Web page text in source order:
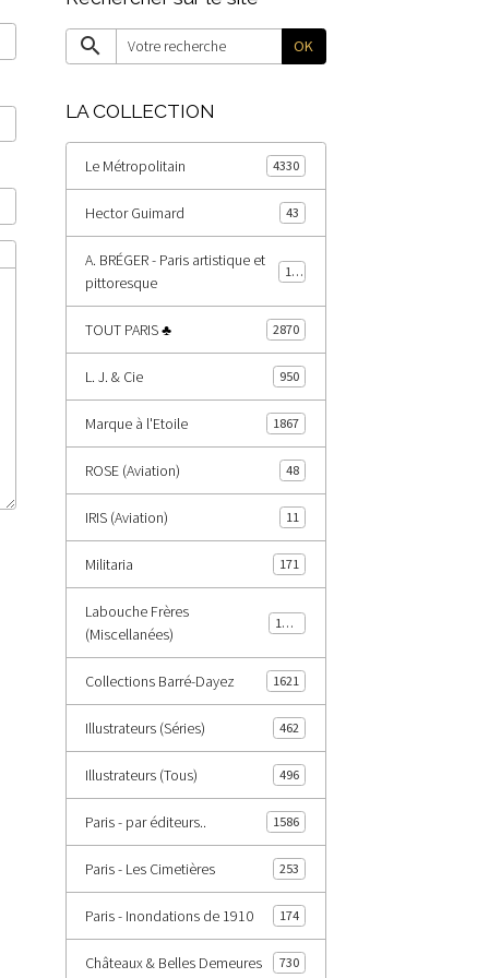
OK
LA COLLECTION
Le Métropolitain 4330
Hector Guimard 43
A. BRÉGER - Paris artistique et
pittoresque
185
TOUT PARIS ♣ 2870
L. J. & Cie 950
Marque à l'Etoile 1867
ROSE (Aviation) 48
IRIS (Aviation) 11
Militaria 171
Labouche Frères
(Miscellanées)
1402
Collections Barré-Dayez 1621
Illustrateurs (Séries) 462
Illustrateurs (Tous) 496
Paris - par éditeurs.. 1586
Paris - Les Cimetières 253
Paris - Inondations de 1910 174
Châteaux & Belles Demeures 730